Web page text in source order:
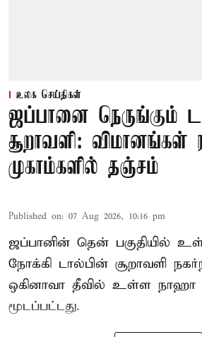
உலக செய்திகள்
ஜப்பானை நெருங்கும்
சூறாவளி: விமானங்கள்
முகாம்களில் தஞ்சம்
Published on: 07 Aug 2026, 10:16 pm
ஜப்பானின் தென் பகுதியில்
நோக்கி டால்பின் சூறாவளி
ஒகினாவா தீவில் உள்ள நாஹா
மூடப்பட்டது.